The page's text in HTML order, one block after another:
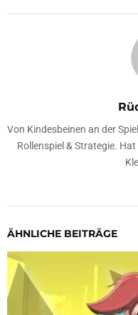
Von Kindesbeinen an der
Rollenspiel & Strategie.
ÄHNLICHE BEITRÄGE